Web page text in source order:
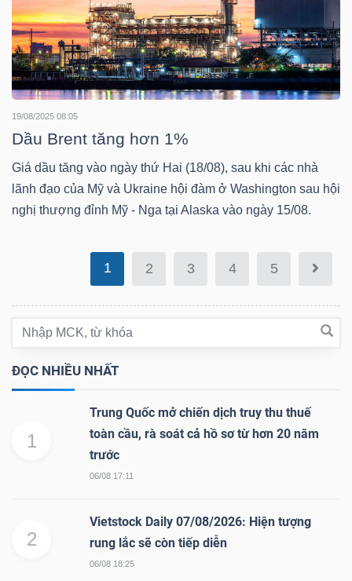
19/08/2025 08:05
Dầu Brent tăng hơn 1%
Giá dầu tăng vào ngày thứ Hai (18/08), sau khi các nhà
lãnh đạo của Mỹ và Ukraine hội đàm ở Washington sau hội
nghị thượng đỉnh Mỹ - Nga tại Alaska vào ngày 15/08.
1 2 3 4 5
ĐỌC NHIỀU NHẤT
1
Trung Quốc mở chiến dịch truy thu thuế
toàn cầu, rà soát cả hồ sơ từ hơn 20 năm
trước
06/08 17:11
2
Vietstock Daily 07/08/2026: Hiện tượng
rung lắc sẽ còn tiếp diễn
06/08 18:25
(-)
Tất cả Người nội bộ Người liên quan Cổ đông lớn
Tin
tức
(-)
Bài
viết
Báo
cáo
phân
(-)
(-)